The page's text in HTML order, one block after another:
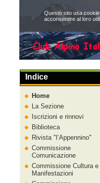
Indice
Home
La Sezione
Iscrizioni e rinnovi
Biblioteca
Rivista
l’Appennino
Commissione
Comunicazione
Commissione Cultura e
Manifestazioni
Questo sito usa
acconsentire al loro